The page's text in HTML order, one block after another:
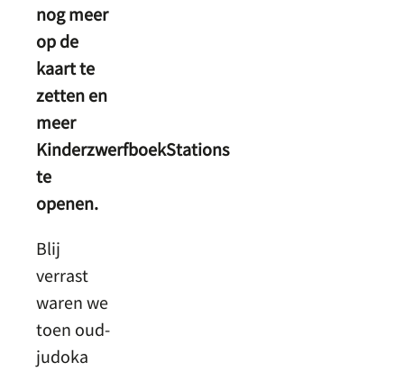
nog meer
op de
kaart te
zetten en
meer
KinderzwerfboekStations
te
openen.
Blij
verrast
waren we
toen oud-
judoka